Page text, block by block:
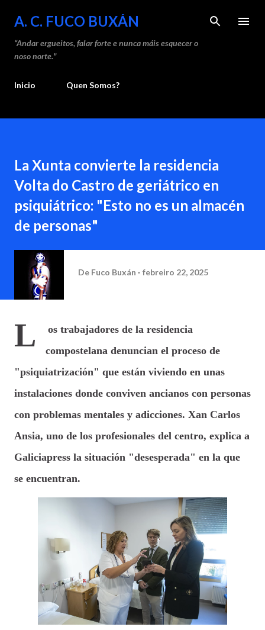
Saltar ao contido principal
A. C. FUCO BUXÁN
“Andar ergueitos, falar forte e nunca máis esquecer o
noso norte."
Inicio Quen Somos?
La Xunta convierte la residencia
Volta do Castro de geriátrico en
psiquiátrico: "Esto no es un almacén
de personas"
De Fuco Buxán febreiro 22, 2025
L
os trabajadores de la residencia
compostelana denuncian el proceso de
"psiquiatrización" que están viviendo en unas
instalaciones donde conviven ancianos con personas
con problemas mentales y adicciones. Xan Carlos
Ansia, uno de los profesionales del centro, explica a
Galiciapress la situación "desesperada" en la que
se encuentran.